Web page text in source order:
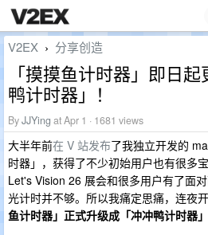
V2EX › 分享创造
「摸摸鱼计时器」即日
鸭计时器」！
ByJJYing at Apr 1 · 1681 views
大半年前在 V 站发布了我独立开发的
时器」，获得了不少初始用户也有很多
Let's Vision 26 展会和很多用户有了面
光计时并不够。所以我痛定思痛，连夜
鱼计时器」正式升级成「冲冲鸭计时器」